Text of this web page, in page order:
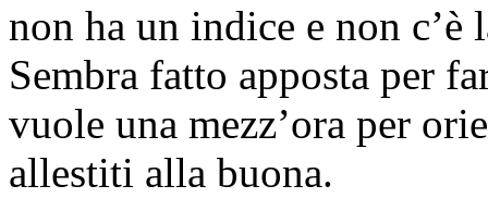
non ha un indice e non c’è
Sembra fatto apposta per
vuole una mezz’ora per
allestiti alla buona.